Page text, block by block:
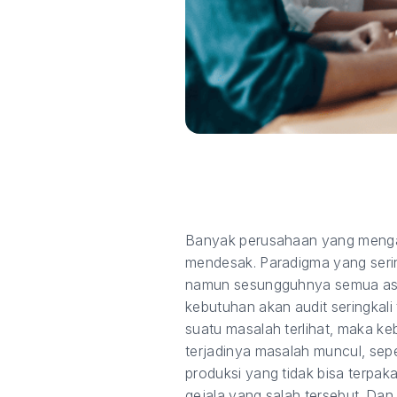
Banyak perusahaan yang
mendesak. Paradigma yang
namun sesungguhnya semua
kebutuhan akan audit
suatu masalah terlihat, maka
terjadinya masalah muncul,
produksi yang tidak bisa